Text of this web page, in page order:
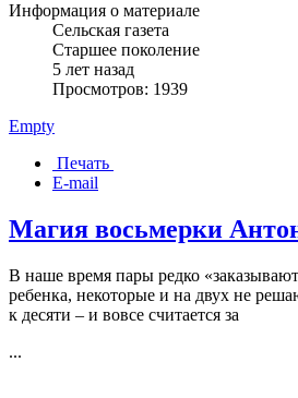
Информация о материале
Сельская газета
Старшее поколение
5 лет назад
Просмотров: 1939
Empty
Печать
E-mail
Магия восьмерки
В наше время пары редко «заказывают
ребенка, некоторые и на двух не
к десяти – и вовсе считается за
...